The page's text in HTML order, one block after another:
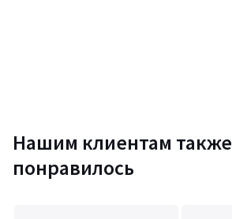
• Длина ручки: 54,5 - 87 см
Состав и уход
• 100% натуральная кожа
Нашим клиентам также
понравилось